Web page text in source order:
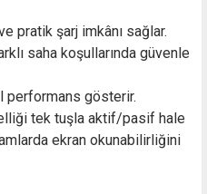
pratik şarj imkânı sağlar.
saha koşullarında güvenle
performans gösterir.
tek tuşla aktif/pasif hale
ekran okunabilirliğini